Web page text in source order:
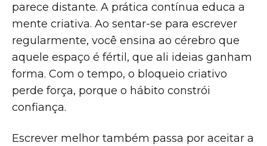
parece distante. A prática contínua educa a
mente criativa. Ao sentar-se para escrever
regularmente, você ensina ao cérebro que
aquele espaço é fértil, que ali ideias ganham
forma. Com o tempo, o bloqueio criativo
perde força, porque o hábito constrói
confiança.
Escrever melhor também passa por aceitar a